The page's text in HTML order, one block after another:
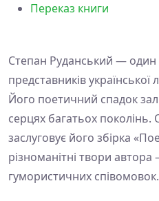
Переказ книги
Степан Руданський — один
представників української
Його поетичний спадок
серцях багатьох поколінь.
заслуговує його збірка
різноманітні твори автора
гумористичних співомовок.